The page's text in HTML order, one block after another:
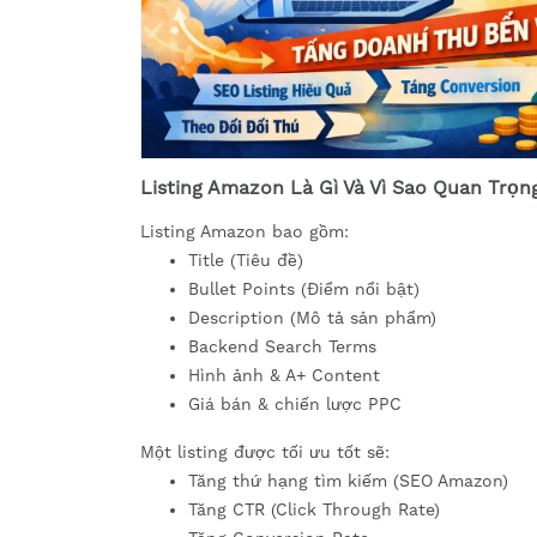
Listing Amazon Là Gì Và Vì Sao Quan
Listing Amazon bao gồm:
Title (Tiêu đề)
Bullet Points (Điểm nổi bật)
Description (Mô tả sản phẩm)
Backend Search Terms
Hình ảnh & A+ Content
Giá bán & chiến lược PPC
Một listing được tối ưu tốt sẽ:
Tăng thứ hạng tìm kiếm (SEO Amazon)
Tăng CTR (Click Through Rate)